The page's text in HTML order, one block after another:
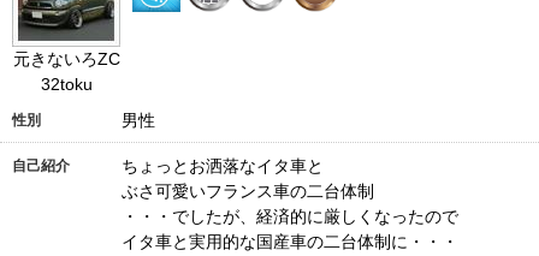
元きないろZC
32toku
性別 男性
自己紹介
ちょっとお洒落なイタ車と
ぶさ可愛いフランス車の二台体制
・・・でしたが、経済的に厳しくなったので
イタ車と実用的な国産車の二台体制に・・・